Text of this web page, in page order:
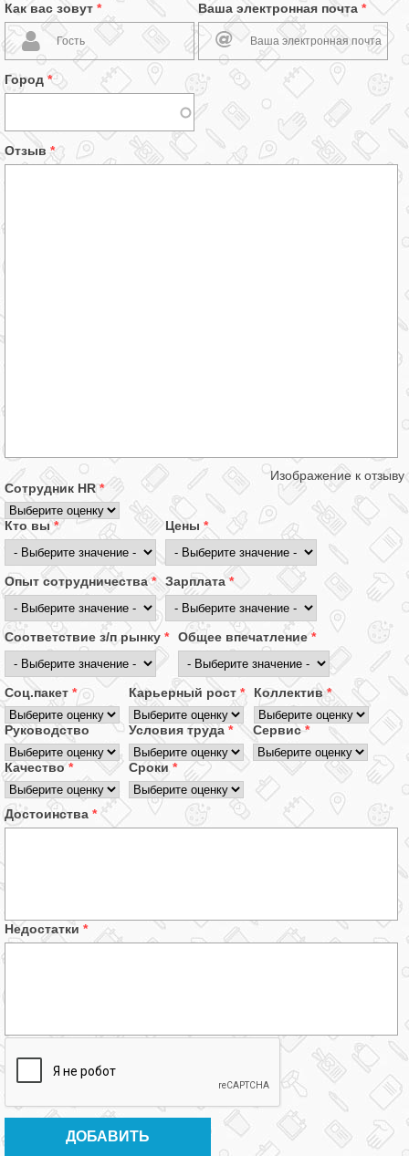
Как вас зовут * Ваша электронная почта *
Город *
Отзыв *
Изображение к отзыву
Сотрудник HR*
Кто вы* Цены *
Опыт сотрудничества* Зарплата*
Соответствие з/п рынку * Общее впечатление*
Соц.пакет * Карьерный рост * Коллектив*
Руководство Условия труда * Сервис*
Качество* Сроки *
Достоинства *
Недостатки *